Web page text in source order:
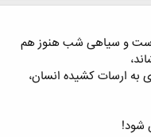
است و سیاهی شب هنوز هم
ارسات کشیده انسان،
شود!